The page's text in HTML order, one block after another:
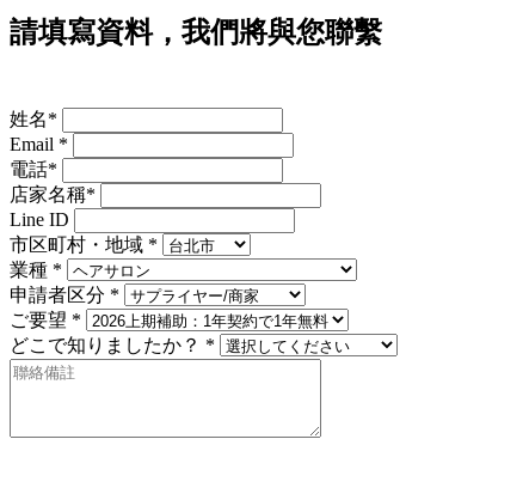
請填寫資料，我們將與您聯繫
姓名*
Email *
電話*
店家名稱*
Line ID
市区町村・地域 *
業種 *
申請者区分 *
ご要望 *
どこで知りましたか？ *